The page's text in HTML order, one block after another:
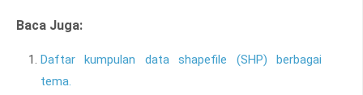
Baca Juga:
Daftar kumpulan data shapefile (SHP) berbagai
tema.